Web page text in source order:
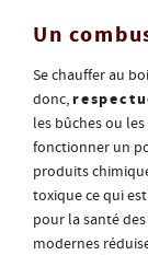
Un
Se chauffer au
donc,
les bûches ou
fonctionner un
produits
toxique ce qui
pour la santé
modernes